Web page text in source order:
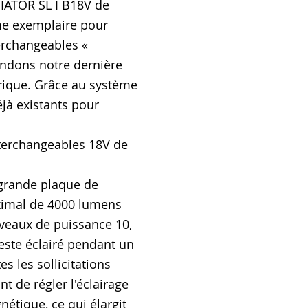
SL I B18V de
exemplaire pour
«
notre dernière
Grâce au système
existants pour
18V de
plaque de
de 4000 lumens
de puissance 10,
éclairé pendant un
les sollicitations
de régler l'éclairage
ce qui élargit